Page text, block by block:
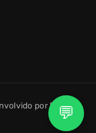
por Elevare
💬